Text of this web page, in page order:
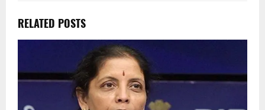
RELATED POSTS